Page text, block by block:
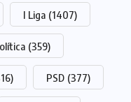
I Liga (1407)
(359)
PSD (377)